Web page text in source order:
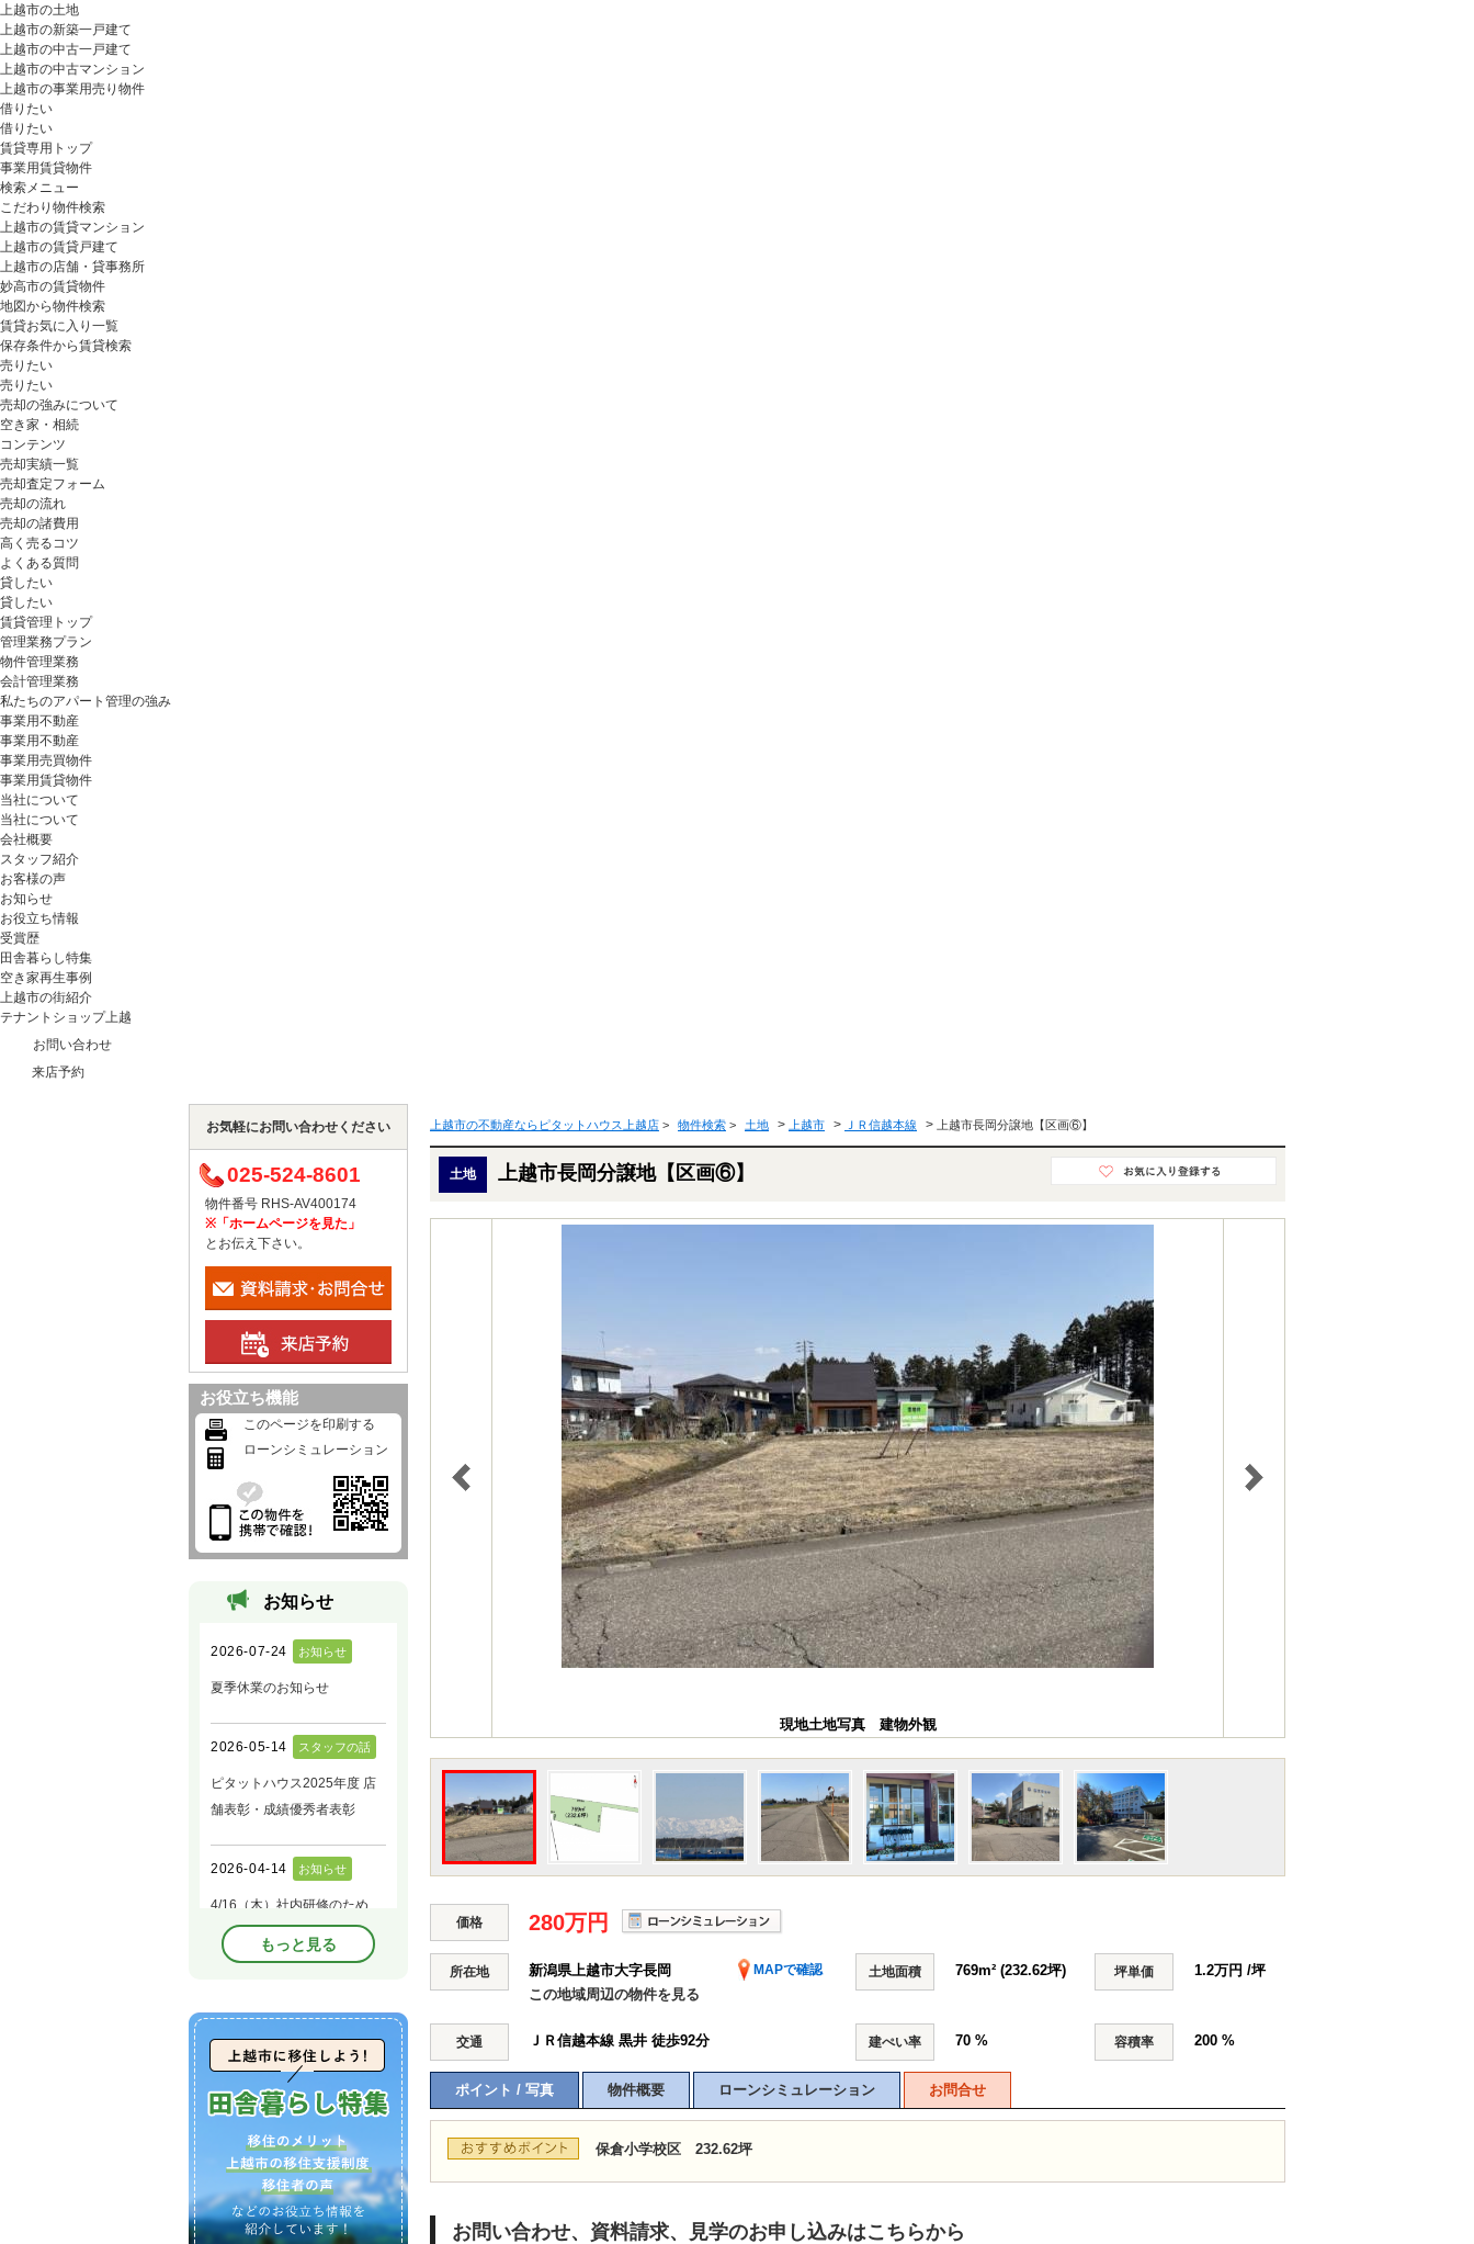
上越市の土地
上越市の新築一戸建て
上越市の中古一戸建て
上越市の中古マンション
上越市の事業用売り物件
借りたい
借りたい
賃貸専用トップ
事業用賃貸物件
検索メニュー
こだわり物件検索
上越市の賃貸マンション
上越市の賃貸戸建て
上越市の店舗・貸事務所
妙高市の賃貸物件
地図から物件検索
賃貸お気に入り一覧
保存条件から賃貸検索
売りたい
売りたい
売却の強みについて
空き家・相続
コンテンツ
売却実績一覧
売却査定フォーム
売却の流れ
売却の諸費用
高く売るコツ
よくある質問
貸したい
貸したい
賃貸管理トップ
管理業務プラン
物件管理業務
会計管理業務
私たちのアパート管理の強み
事業用不動産
事業用不動産
事業用売買物件
事業用賃貸物件
当社について
当社について
会社概要
スタッフ紹介
お客様の声
お知らせ
お役立ち情報
受賞歴
田舎暮らし特集
空き家再生事例
上越市の街紹介
テナントショップ上越
お問い合わせ
来店予約
上越市の不動産ならピタットハウス上越店 > 物件検索 > 土地 > 上越市 > ＪＲ信越本線 > 上越市長岡分譲地【区画⑥】
土地 上越市長岡分譲地【区画⑥】
現地土地写真 建物外観
価格 280万円
所在地 新潟県上越市大字長岡 MAPで確認
この地域周辺の物件を見る
土地面積 769m² (232.62坪) 坪単価 1.2万円 /坪
交通 ＪＲ信越本線 黒井 徒歩92分 建ぺい率 70 % 容積率 200 %
ポイント / 写真 物件概要 ローンシミュレーション お問合せ
保倉小学校区 232.62坪
お問い合わせ、資料請求、見学のお申し込みはこちらから
お気軽にお問い合わせください
025-524-8601
物件番号 RHS-AV400174
※「ホームページを見た」
とお伝え下さい。
お役立ち機能
このページを印刷する
ローンシミュレーション
お知らせ
もっと見る